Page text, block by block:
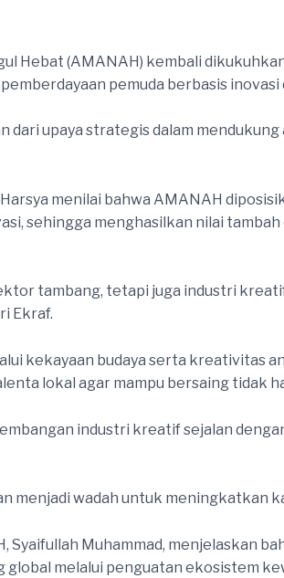
Hebat (AMANAH) kembali
pemuda berbasis inovasi
dari upaya strategis dalam
menilai bahwa AMANAH
sehingga menghasilkan nilai
tambang, tetapi juga industri
Ekraf.
kekayaan budaya serta kreativitas
lokal agar mampu bersaing tidak
industri kreatif sejalan
menjadi wadah untuk meningkatkan
Syaifullah Muhammad, menjelaskan
global melalui penguatan ekosistem